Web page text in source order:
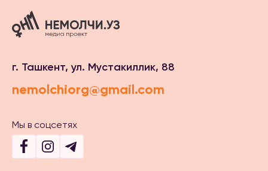
г. Ташкент, ул. Мустакиллик, 88
nemolchiorg@gmail.com
Мы в соцсетях